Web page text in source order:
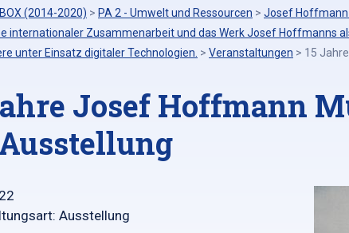
(2014-2020) > PA 2 - Umwelt und Ressourcen > Josef Hoffmann
internationaler Zusammenarbeit und das Werk Josef Hoffmanns
unter Einsatz digitaler Technologien. > Veranstaltungen > 15
Josef Hoffmann
Ausstellung